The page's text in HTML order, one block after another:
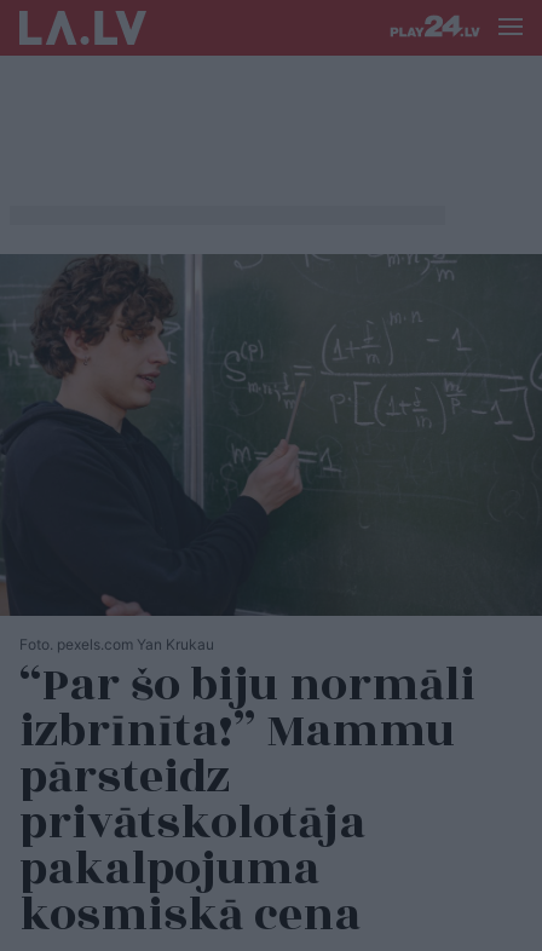
Foto. pexels.com Yan Krukau
“Par šo biju normāli
izbrīnīta!” Mammu
pārsteidz
privātskolotāja
pakalpojuma
kosmiskā cena